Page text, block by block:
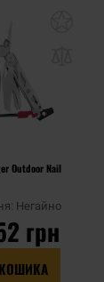
Outdoor Nail
Негайно
грн